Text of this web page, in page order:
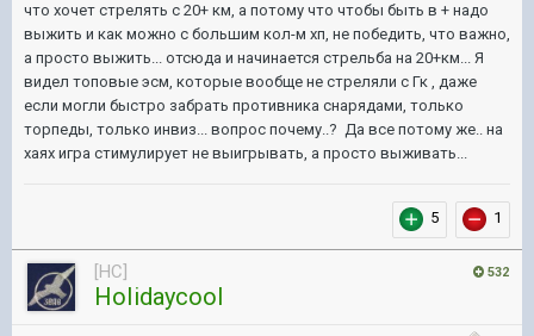
что хочет стрелять с 20+ км, а потому что чтобы быть в + надо
выжить и как можно с большим кол-м хп, не победить, что важно,
а просто выжить... отсюда и начинается стрельба на 20+км... Я
видел топовые эсм, которые вообще не стреляли с Гк , даже
если могли быстро забрать противника снарядами, только
торпеды, только инвиз... вопрос почему..? Да все потому же.. на
хаях игра стимулирует не выигрывать, а просто выживать...
5 1
532
[HC]
HoIidaycooI